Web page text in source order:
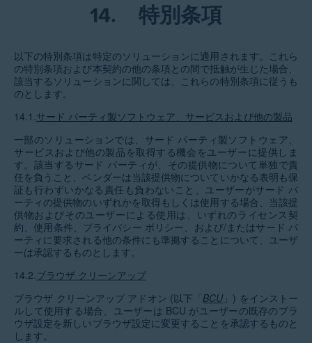
14. 特別条項
以下の特別条項は特定のソリューションに適用されます。これら
の特別条項および本契約の他の条項との間で抵触が生じた場合、
該当するソリューションに関しては、これらの特別条項に従うも
のとします。
14.1.サード パーティ製ソフトウェア、サービスおよび他の製品
一部のソリューションでは、サード パーティ製ソフトウェア、
サービスおよび他の製品を取得する機会をユーザーに提供しま
す。該当するサード パーティが、その提供物について単独で責
任を負うこと、ベンダーは当該提供物についていかなる表明も保
証も行わずいかなる責任も負わないこと、ユーザーがサード パ
ーティの提供物のいずれかを取得もしくは使用する場合、当該提
供物およびそのユーザーによる使用は、いずれのライセンス契
約、使用条件、プライバシー ポリシー、および/またはサード パ
ーティに要求される他の条件にも準拠することについて、ユーザ
ーは承認するものとします。
14.2.ブラウザ クリーンアップ
ブラウザ クリーンアップ アドオン (以下「BCU 」) をインストー
ルして使用する場合、ユーザーは BCU がユーザーの既存のブラ
ウザ設定を新しいブラウザ設定に変更することを承認するものと
します。